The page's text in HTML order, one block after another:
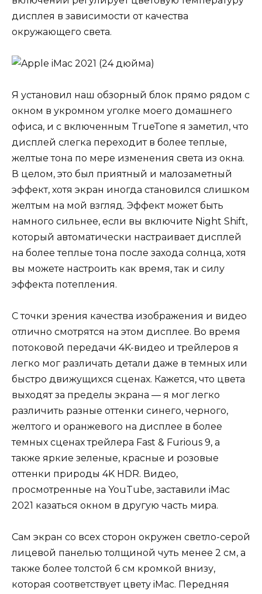
дисплея в зависимости от качества
окружающего света.
Я установил наш обзорный блок прямо рядом с
окном в укромном уголке моего домашнего
офиса, и с включенным TrueTone я заметил, что
дисплей слегка переходит в более теплые,
желтые тона по мере изменения света из окна.
В целом, это был приятный и малозаметный
эффект, хотя экран иногда становился слишком
желтым на мой взгляд. Эффект может быть
намного сильнее, если вы включите Night Shift,
который автоматически настраивает дисплей
на более теплые тона после захода солнца, хотя
вы можете настроить как время, так и силу
эффекта потепления.
С точки зрения качества изображения и видео
отлично смотрятся на этом дисплее. Во время
потоковой передачи 4K-видео и трейлеров я
легко мог различать детали даже в темных или
быстро движущихся сценах. Кажется, что цвета
выходят за пределы экрана — я мог легко
различить разные оттенки синего, черного,
желтого и оранжевого на дисплее в более
темных сценах трейлера Fast & Furious 9, а
также яркие зеленые, красные и розовые
оттенки природы 4K HDR. Видео,
просмотренные на YouTube, заставили iMac
2021 казаться окном в другую часть мира.
Сам экран со всех сторон окружен светло-серой
лицевой панелью толщиной чуть менее 2 см, а
также более толстой 6 см кромкой внизу,
которая соответствует цвету iMac. Передняя